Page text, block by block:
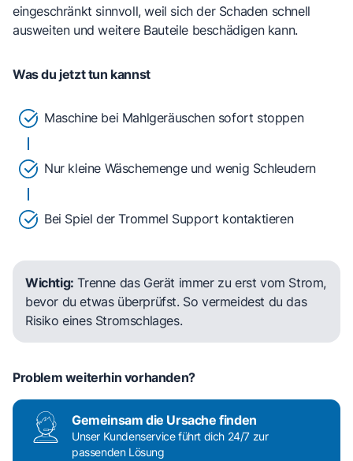
eingeschränkt sinnvoll, weil sich der Schaden schnell
ausweiten und weitere Bauteile beschädigen kann.
Was du jetzt tun kannst
Maschine bei Mahlgeräuschen sofort stoppen
Nur kleine Wäschemenge und wenig Schleudern
Bei Spiel der Trommel Support kontaktieren
Wichtig: Trenne das Gerät immer zu erst vom Strom,
bevor du etwas überprüfst. So vermeidest du das
Risiko eines Stromschlages.
Problem weiterhin vorhanden?
Gemeinsam die Ursache finden
Unser Kundenservice führt dich 24/7 zur
passenden Lösung